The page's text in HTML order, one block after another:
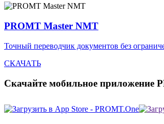
PROMT Master NMT
Точный переводчик документов без
СКАЧАТЬ
Скачайте мобильное приложение